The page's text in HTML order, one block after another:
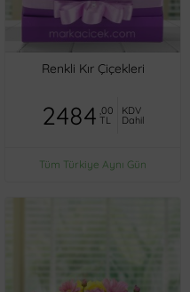
Renkli Kır Çiçekleri
2484 ,00
TL
KDV
Dahil
Tüm Türkiye Aynı Gün